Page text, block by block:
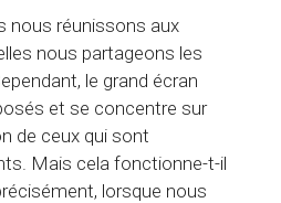
nous réunissons aux
nous partageons les
le grand écran
et se concentre sur
de ceux qui sont
Mais cela fonctionne-t-il
lorsque nous